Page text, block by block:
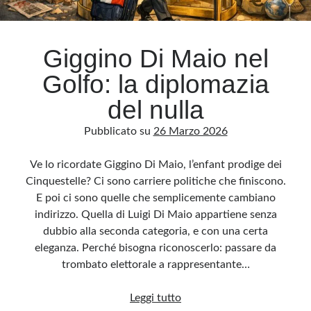
Archivio
Archivi
Questo blog non rappresenta una testata giornalistica, in quanto viene aggiornato
senza alcuna periodicità. Non può pertanto considerarsi un prodotto editoriale ai
sensi della legge n· 62 del 7.03.2001. L’autore non è responsabile di quanto
pubblicato dai lettori nei commenti ai vari post. Saranno comunque cancellati quelli
ritenuti offensivi o lesivi dell’immagine o dell’onorabilità di terzi, di genere spam,
razzisti o che contengano dati personali non conformi al rispetto delle norme sulla
privacy. Alcune immagini inserite in questo blog sono tratte da Internet e, pertanto,
considerate di pubblico dominio. Qualora la loro pubblicazione violasse eventuali
diritti d’autore, vi invito a comunicarlo via e-mail a info[at]dinovalle.it e saranno
Giggino Di Maio nel
Golfo: la diplomazia
del nulla
Pubblicato su 26 Marzo 2026
Ve lo ricordate Giggino Di Maio, l’enfant prodige dei
Cinquestelle? Ci sono carriere politiche che finiscono.
E poi ci sono quelle che semplicemente cambiano
indirizzo. Quella di Luigi Di Maio appartiene senza
dubbio alla seconda categoria, e con una certa
eleganza. Perché bisogna riconoscerlo: passare da
trombato elettorale a rappresentante…
Leggi tuttoGiggino